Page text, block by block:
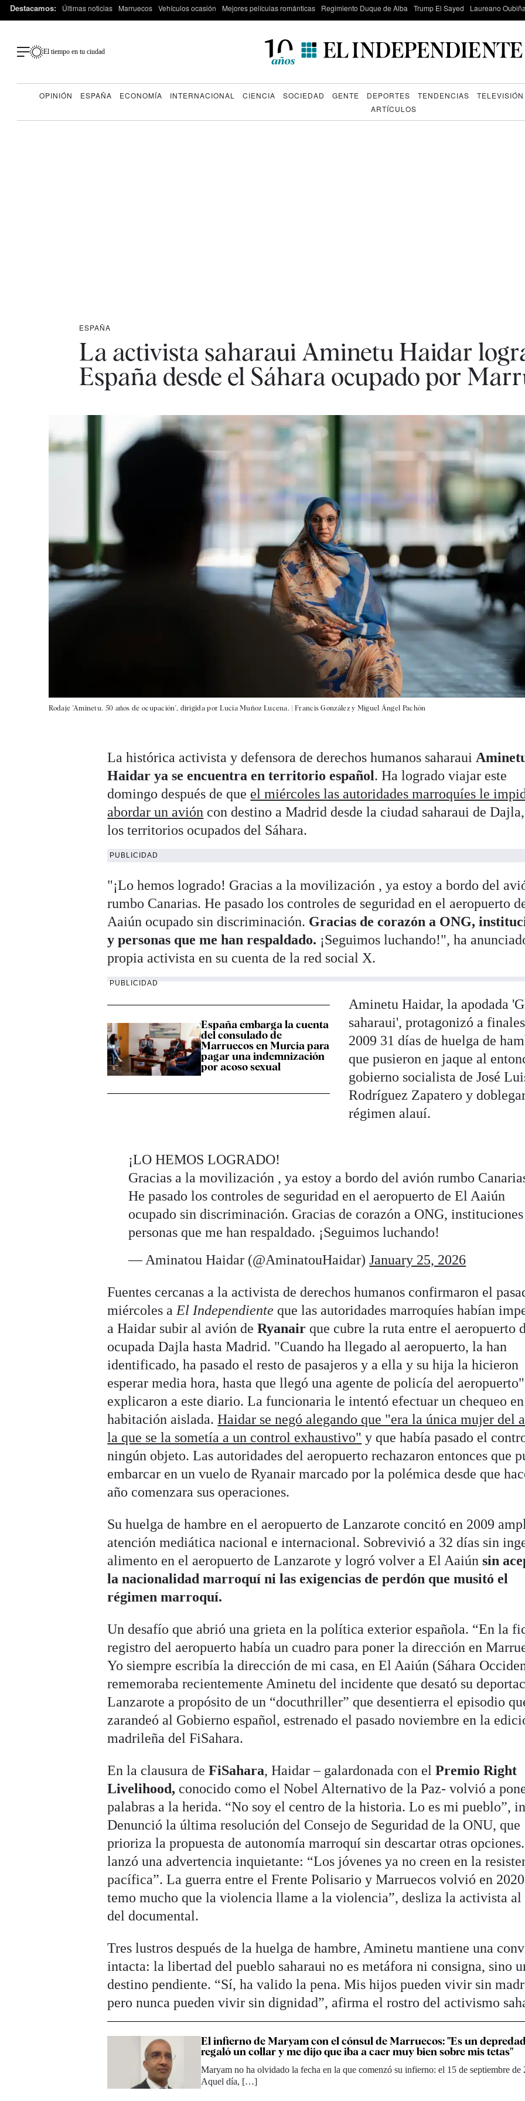
Destacamos: Últimas noticias Marruecos Vehículos ocasión Mejores películas románticas Regimiento Duque de Alba Trump El Sayed Laureano
El tiempo en tu ciudad
OPINIÓN ESPAÑA ECONOMÍA INTERNACIONAL CIENCIA SOCIEDAD GENTE DEPORTES TENDENCIAS
TELEVISIÓN
ARTÍCULOS
ESPAÑA
La activista saharaui Aminetu Haidar
España desde el Sáhara ocupado por
Rodaje 'Aminetu. 50 años de ocupación', dirigida por Lucía Muñoz Lucena. | Francis González y Miguel Ángel Pachón
La histórica activista y defensora de derechos humanos saharaui
Haidar ya se encuentra en territorio español . Ha logrado viajar este
domingo después de que el miércoles las autoridades marroquíes le
abordar un avión con destino a Madrid desde la ciudad saharaui de
los territorios ocupados del Sáhara.
PUBLICIDAD
"¡Lo hemos logrado! Gracias a la movilización , ya estoy a bordo del
rumbo Canarias. He pasado los controles de seguridad en el aeropuerto
Aaiún ocupado sin discriminación. Gracias de corazón a ONG,
y personas que me han respaldado. ¡Seguimos luchando!", ha
propia activista en su cuenta de la red social X.
PUBLICIDAD
España embarga la cuenta
del consulado de
Marruecos en Murcia para
pagar una indemnización
por acoso sexual
Aminetu Haidar, la apodada
saharaui', protagonizó a
2009 31 días de huelga de
que pusieron en jaque al
gobierno socialista de José
Rodríguez Zapatero y
régimen alauí.
¡LO HEMOS LOGRADO!
Gracias a la movilización , ya estoy a bordo del avión rumbo
He pasado los controles de seguridad en el aeropuerto de El Aaiún
ocupado sin discriminación. Gracias de corazón a ONG,
personas que me han respaldado. ¡Seguimos luchando!
— Aminatou Haidar (@AminatouHaidar)January 25, 2026
Fuentes cercanas a la activista de derechos humanos confirmaron el
miércoles a El Independiente que las autoridades marroquíes habían
a Haidar subir al avión deRyanair que cubre la ruta entre el aeropuerto
ocupada Dajla hasta Madrid. "Cuando ha llegado al aeropuerto, la han
identificado, ha pasado el resto de pasajeros y a ella y su hija la hicieron
esperar media hora, hasta que llegó una agente de policía del
explicaron a este diario. La funcionaria le intentó efectuar un chequeo
habitación aislada.Haidar se negó alegando que "era la única mujer del
la que se la sometía a un control exhaustivo" y que había pasado el
ningún objeto. Las autoridades del aeropuerto rechazaron entonces que
embarcar en un vuelo de Ryanair marcado por la polémica desde que
año comenzara sus operaciones.
Su huelga de hambre en el aeropuerto de Lanzarote concitó en 2009
atención mediática nacional e internacional. Sobrevivió a 32 días sin
alimento en el aeropuerto de Lanzarote y logró volver a El Aaiúnsin
la nacionalidad marroquí ni las exigencias de perdón que musitó el
régimen marroquí.
Un desafío que abrió una grieta en la política exterior española. “En la
registro del aeropuerto había un cuadro para poner la dirección en
Yo siempre escribía la dirección de mi casa, en El Aaiún (Sáhara
rememoraba recientemente Aminetu del incidente que desató su
Lanzarote a propósito de un “docuthriller” que desentierra el episodio
zarandeó al Gobierno español, estrenado el pasado noviembre en la
madrileña del FiSahara.
En la clausura deFiSahara, Haidar – galardonada con elPremio Right
Livelihood, conocido como el Nobel Alternativo de la Paz- volvió a
palabras a la herida. “No soy el centro de la historia. Lo es mi pueblo”,
Denunció la última resolución del Consejo de Seguridad de la ONU, que
prioriza la propuesta de autonomía marroquí sin descartar otras
lanzó una advertencia inquietante: “Los jóvenes ya no creen en la
pacífica”. La guerra entre el Frente Polisario y Marruecos volvió en
temo mucho que la violencia llame a la violencia”, desliza la activista
del documental.
Tres lustros después de la huelga de hambre, Aminetu mantiene una
intacta: la libertad del pueblo saharaui no es metáfora ni consigna, sino
destino pendiente. “Sí, ha valido la pena. Mis hijos pueden vivir sin
pero nunca pueden vivir sin dignidad”, afirma el rostro del activismo
El infierno de Maryam con el cónsul de Marruecos: "Es un
regaló un collar y me dijo que iba a caer muy bien sobre mis tetas"
Maryam no ha olvidado la fecha en la que comenzó su infierno: el 15 de septiembre de
Aquel día, […]